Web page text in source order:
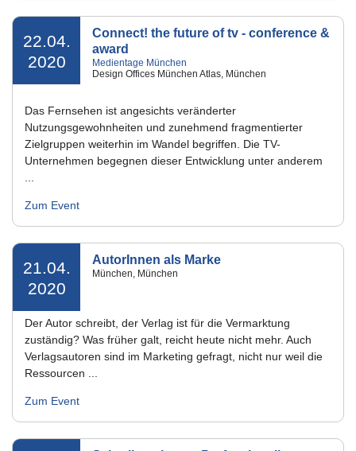
22.04.
2020
Connect! the future of tv - conference &
award
Medientage München
Design Offices München Atlas, München
Das Fernsehen ist angesichts veränderter
Nutzungsgewohnheiten und zunehmend fragmentierter
Zielgruppen weiterhin im Wandel begriffen. Die TV-
Unternehmen begegnen dieser Entwicklung unter anderem
Zum Event
21.04.
2020
AutorInnen als Marke
München, München
Der Autor schreibt, der Verlag ist für die Vermarktung
zuständig? Was früher galt, reicht heute nicht mehr. Auch
Verlagsautoren sind im Marketing gefragt, nicht nur weil die
Ressourcen ...
Zum Event